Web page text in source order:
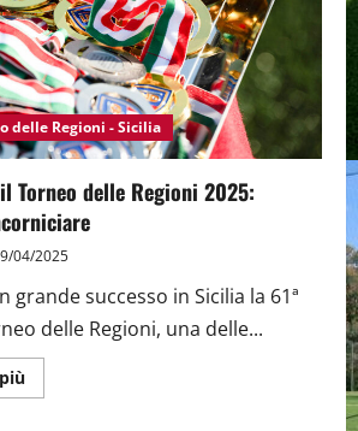
piano
qualitativo.
Morgana
“Le
convocazioni
in
azzurro
testimoniano
il
lavoro
di
selezione”
delle Regioni - Sicilia
Torneo delle Regioni 2025:
04/2025
grande successo in Sicilia la 61ª
delle Regioni, una delle...
Maggiori
informazioni